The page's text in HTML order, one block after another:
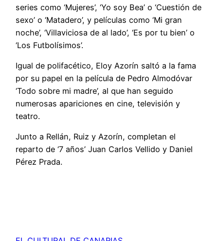
series como ‘Mujeres’, ‘Yo soy Bea’ o ‘Cuestión de
sexo’ o ‘Matadero’, y películas como ‘Mi gran
noche’, ‘Villaviciosa de al lado’, ‘Es por tu bien’ o
‘Los Futbolísimos’.
Igual de polifacético, Eloy Azorín saltó a la fama
por su papel en la película de Pedro Almodóvar
‘Todo sobre mi madre’, al que han seguido
numerosas apariciones en cine, televisión y
teatro.
Junto a Rellán, Ruiz y Azorín, completan el
reparto de ‘7 años’ Juan Carlos Vellido y Daniel
Pérez Prada.